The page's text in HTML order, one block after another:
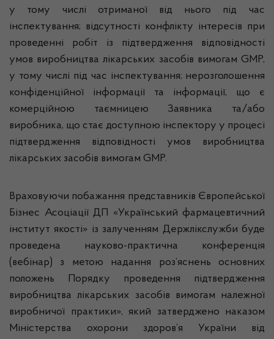
у тому числі отриманої від нього під час
інспектування; відсутності конфлікту інтересів при
проведенні робіт із підтвердження відповідності
умов виробництва лікарських засобів вимогам GMP,
у тому числі під час інспектування; нерозголошення
конфіденційної інформації та інформації, що є
комерційною таємницею Заявника та/або
виробника, що стає доступною інспектору у процесі
підтвердження відповідності умов виробництва
лікарських засобів вимогам GMP.
Враховуючи побажання представників Європейської
Бізнес Асоціації ДП «Український фармацевтичний
інститут якості» із залученням Держлікслужби буде
проведена науково-практична конференція
(вебінар) з метою надання роз’яснень основних
положень Порядку проведення підтвердження
виробництва лікарських засобів вимогам належної
виробничої практики», який затверджено наказом
Міністерства охорони здоров’я України від